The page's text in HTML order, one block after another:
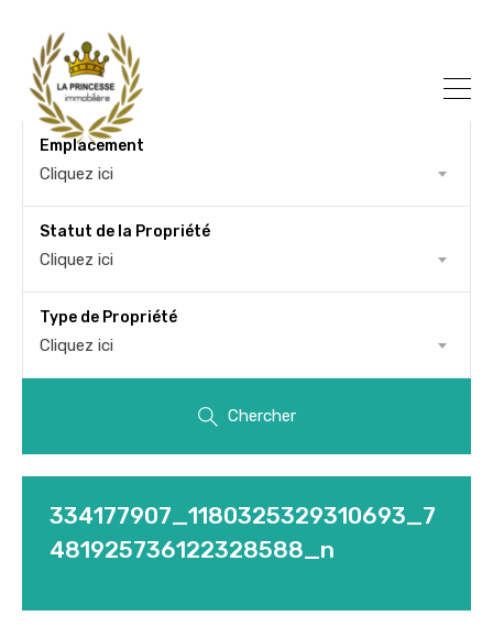
Emplacement
Cliquez ici
Statut de la Propriété
Cliquez ici
Type de Propriété
Cliquez ici
Chercher
334177907_1180325329310693_7
481925736122328588_n